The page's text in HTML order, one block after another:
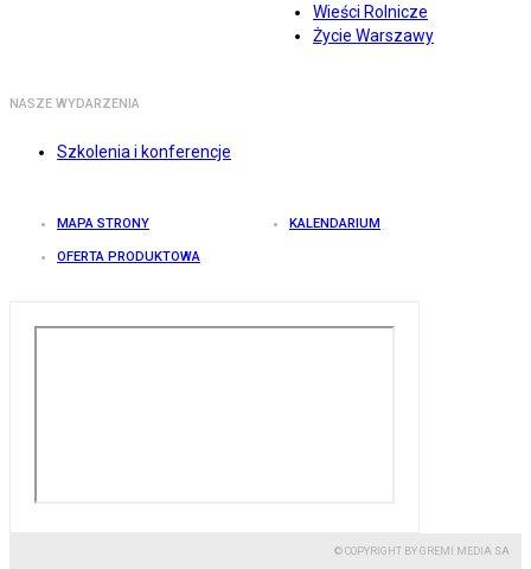
Wieści Rolnicze
Życie Warszawy
NASZE WYDARZENIA
Szkolenia i konferencje
MAPA STRONY KALENDARIUM
OFERTA PRODUKTOWA
© COPYRIGHT BY GREMI MEDIA SA